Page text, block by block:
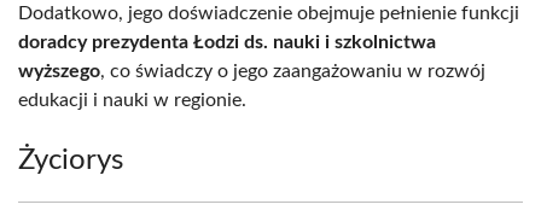
Dodatkowo, jego doświadczenie obejmuje pełnienie funkcji
doradcy prezydenta Łodzi ds. nauki i szkolnictwa
wyższego, co świadczy o jego zaangażowaniu w rozwój
edukacji i nauki w regionie.
Życiorys